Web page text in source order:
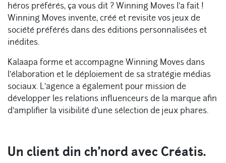
héros préférés, ça vous dit ? Winning Moves l’a fait !
Winning Moves invente, créé et revisite vos jeux de
société préférés dans des éditions personnalisées et
inédites.
Kalaapa forme et accompagne Winning Moves dans
l’élaboration et le déploiement de sa stratégie médias
sociaux. L’agence a également pour mission de
développer les relations influenceurs de la marque afin
d’amplifier la visibilité d’une sélection de jeux phares.
Un client din ch’nord avec Créatis.